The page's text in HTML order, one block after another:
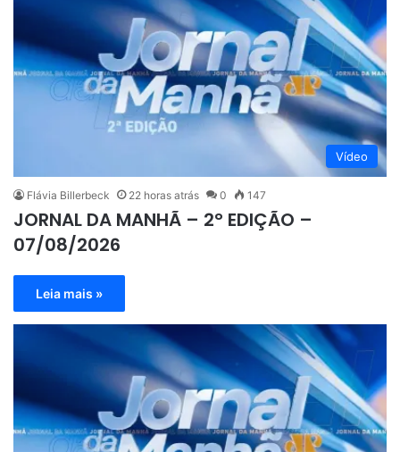
Vídeo
Flávia Billerbeck 22 horas atrás 0 147
JORNAL DA MANHÃ – 2° EDIÇÃO –
07/08/2026
Leia mais »